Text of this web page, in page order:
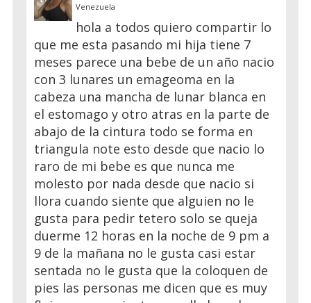
Venezuela
hola a todos quiero compartir lo
que me esta pasando mi hija tiene 7
meses parece una bebe de un año nacio
con 3 lunares un emageoma en la
cabeza una mancha de lunar blanca en
el estomago y otro atras en la parte de
abajo de la cintura todo se forma en
triangula note esto desde que nacio lo
raro de mi bebe es que nunca me
molesto por nada desde que nacio si
llora cuando siente que alguien no le
gusta para pedir tetero solo se queja
duerme 12 horas en la noche de 9 pm a
9 de la mañana no le gusta casi estar
sentada no le gusta que la coloquen de
pies las personas me dicen que es muy